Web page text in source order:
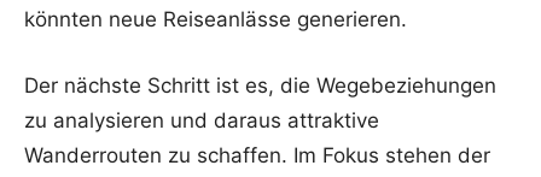
könnten neue Reiseanlässe generieren.
Der nächste Schritt ist es, die Wegebeziehungen
zu analysieren und daraus attraktive
Wanderrouten zu schaffen. Im Fokus stehen der